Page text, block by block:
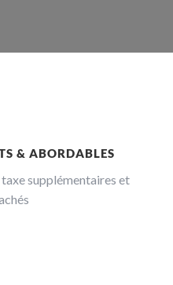
& ABORDABLES
supplémentaires et